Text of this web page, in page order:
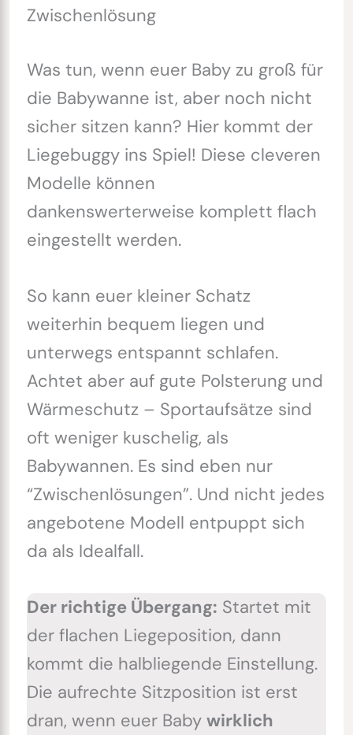
Zwischenlösung
Was tun, wenn euer Baby zu groß für
die Babywanne ist, aber noch nicht
sicher sitzen kann? Hier kommt der
Liegebuggy ins Spiel! Diese cleveren
Modelle können
dankenswerterweise komplett flach
eingestellt werden.
So kann euer kleiner Schatz
weiterhin bequem liegen und
unterwegs entspannt schlafen.
Achtet aber auf gute Polsterung und
Wärmeschutz – Sportaufsätze sind
oft weniger kuschelig, als
Babywannen. Es sind eben nur
“Zwischenlösungen”. Und nicht jedes
angebotene Modell entpuppt sich
da als Idealfall.
Der richtige Übergang: Startet mit
der flachen Liegeposition, dann
kommt die halbliegende Einstellung.
Die aufrechte Sitzposition ist erst
dran, wenn euer Baby wirklich